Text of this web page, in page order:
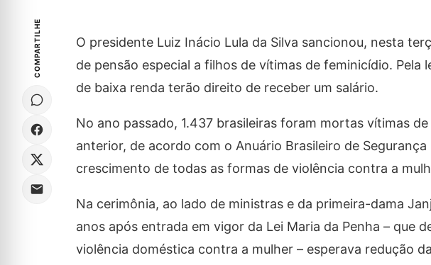
COMPARTILHE
O presidente Luiz Inácio Lula da Silva sancionou, nesta
de pensão especial a filhos de vítimas de feminicídio. Pela
de baixa renda terão direito de receber um salário.
No ano passado, 1.437 brasileiras foram mortas vítimas
anterior, de acordo com o Anuário Brasileiro de
crescimento de todas as formas de violência contra a
Na cerimônia, ao lado de ministras e da primeira-dama
anos após entrada em vigor da Lei Maria da Penha – que
violência doméstica contra a mulher – esperava redução